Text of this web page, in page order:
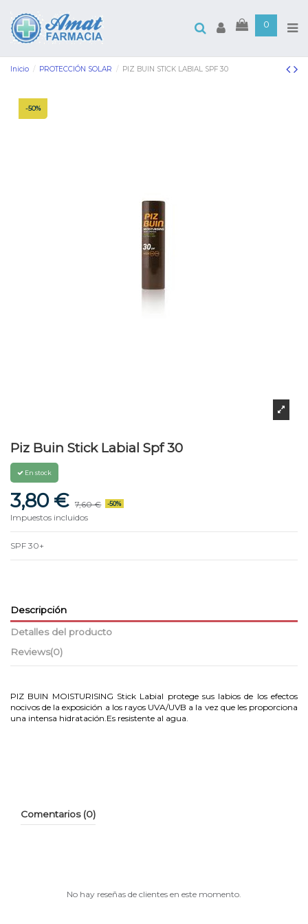
0
Inicio PROTECCIÓN SOLAR PIZ BUIN STICK LABIAL SPF 30
-50%
Piz Buin Stick Labial Spf 30
En stock
3,80 € 7,60 € -50%
Impuestos incluidos
SPF 30+
Descripción
Detalles del producto
Reviews(0)
PIZ BUIN MOISTURISING Stick Labial protege sus labios de los efectos
nocivos de la exposición a los rayos UVA/UVB a la vez que les proporciona
una intensa hidratación.Es resistente al agua.
Comentarios (0)
No hay reseñas de clientes en este momento.